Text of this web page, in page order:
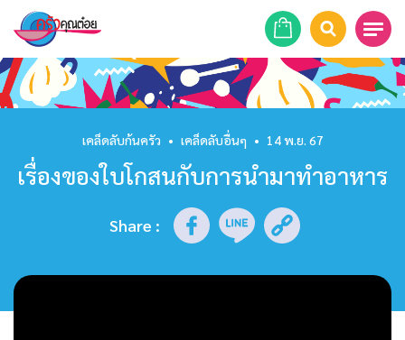
หน้าแรก
สูตรอาหาร
ร้านอาหาร
รายการย้อนหลัง
เคล็ดลับก้นครัว • เคล็ดลับอื่นๆ • 14 พ.ย. 67
เรื่องของใบโกสนกับการนำมาทำอาหาร
Share :